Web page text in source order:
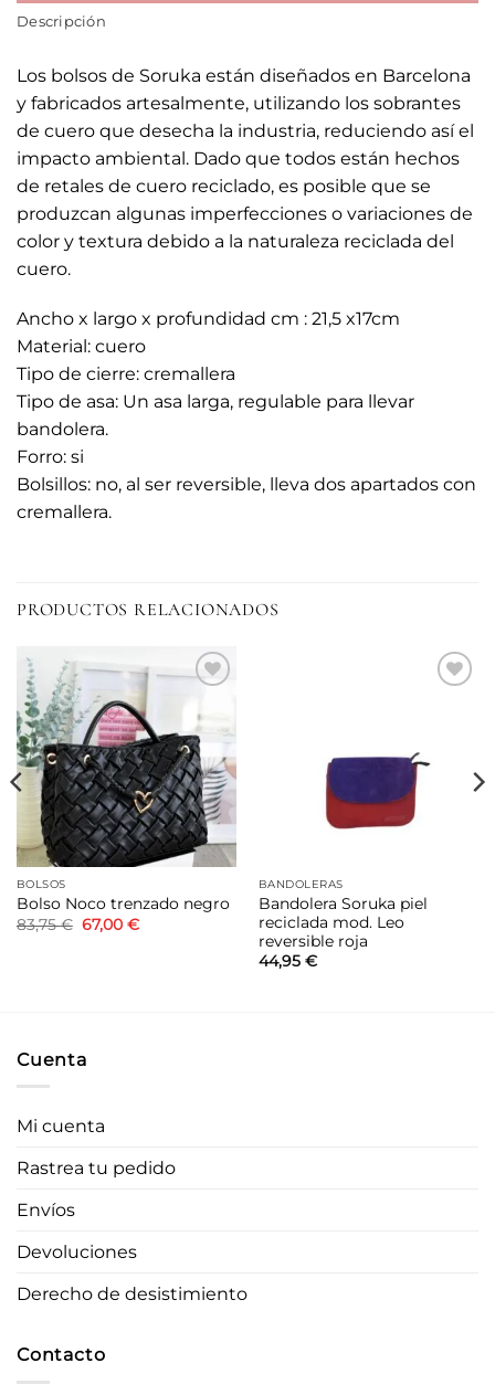
Descripción
Los bolsos de Soruka están diseñados en Barcelona
y fabricados artesalmente, utilizando los sobrantes
de cuero que desecha la industria, reduciendo así el
impacto ambiental. Dado que todos están hechos
de retales de cuero reciclado, es posible que se
produzcan algunas imperfecciones o variaciones de
color y textura debido a la naturaleza reciclada del
cuero.
Ancho x largo x profundidad cm : 21,5 x17cm
Material: cuero
Tipo de cierre: cremallera
Tipo de asa: Un asa larga, regulable para llevar
bandolera.
Forro: si
Bolsillos: no, al ser reversible, lleva dos apartados con
cremallera.
PRODUCTOS RELACIONADOS
a la
lista de
deseos
BOLSOS
Bolso Noco trenzado negro
83,75€ El
precio
67,00 €El
BANDOLERAS
Bandolera Soruka piel
reciclada mod. Leo
reversible roja
44,95 €
Cuenta
Mi cuenta
Rastrea tu pedido
Envíos
Devoluciones
Derecho de desistimiento
Contacto